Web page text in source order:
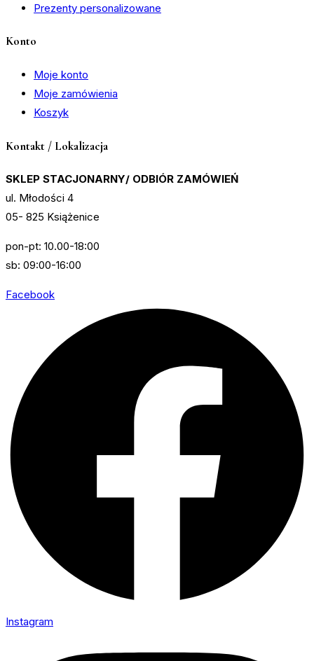
Prezenty personalizowane
Konto
Moje konto
Moje zamówienia
Koszyk
Kontakt / Lokalizacja
SKLEP STACJONARNY/ ODBIÓR ZAMÓWIEŃ
ul. Młodości 4
05- 825 Książenice
pon-pt: 10.00-18:00
sb: 09:00-16:00
Facebook
Instagram